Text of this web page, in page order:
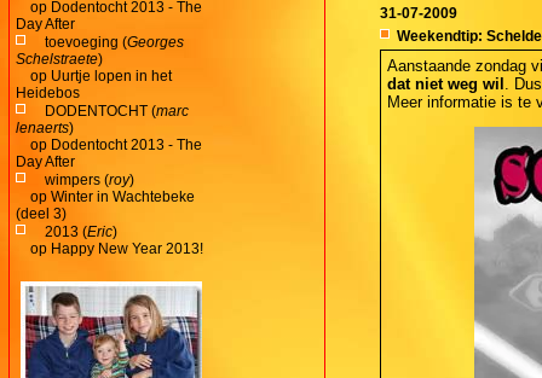
op Dodentocht 2013 - The
Day After
toevoeging (Georges
Schelstraete)
op Uurtje lopen in het
Heidebos
DODENTOCHT (marc
lenaerts)
op Dodentocht 2013 - The
Day After
wimpers (roy)
op Winter in Wachtebeke
(deel 3)
2013 (Eric)
op Happy New Year 2013!
31-07-2009
Weekendtip:
Aanstaande zondag
dat niet weg wil .
Meer informatie is te